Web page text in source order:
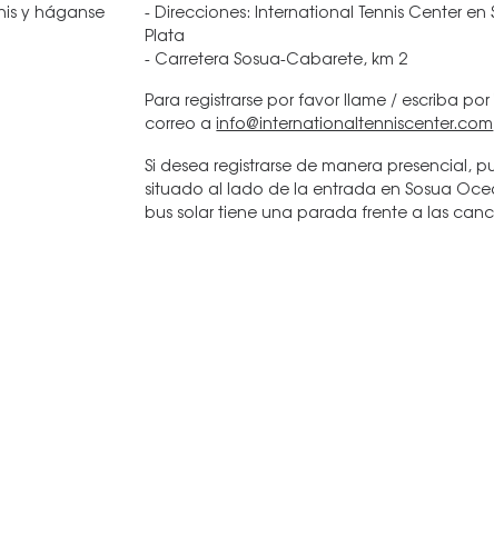
y háganse
- Direcciones: International Tennis Center
Plata
- Carretera Sosua-Cabarete, km 2
Para registrarse por favor llame / escriba
correo a info@internationaltenniscenter.com
Si desea registrarse de manera presencial,
situado al lado de la entrada en Sosua
bus solar tiene una parada frente a las